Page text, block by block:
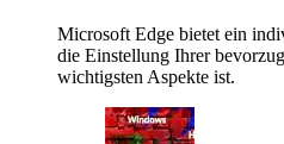
Microsoft Edge bietet ein
die Einstellung Ihrer
wichtigsten Aspekte ist.